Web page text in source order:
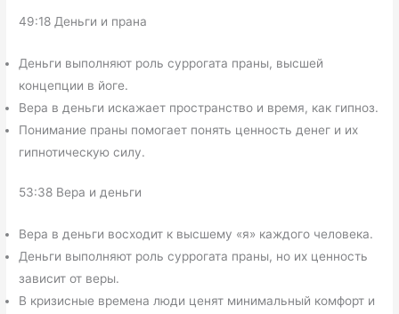
49:18 Деньги и прана
Деньги выполняют роль суррогата праны, высшей
концепции в йоге.
Вера в деньги искажает пространство и время, как гипноз.
Понимание праны помогает понять ценность денег и их
гипнотическую силу.
53:38 Вера и деньги
Вера в деньги восходит к высшему «я» каждого человека.
Деньги выполняют роль суррогата праны, но их ценность
зависит от веры.
В кризисные времена люди ценят минимальный комфорт и